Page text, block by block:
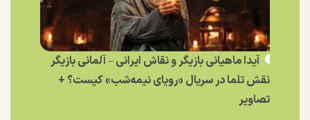
آیدا ماهیانی بازیگر و نقاش ایرانی – آلمانی بازیگر
نقش تلما در سریال «رویای نیمه‌شب» کیست؟ +
تصاویر